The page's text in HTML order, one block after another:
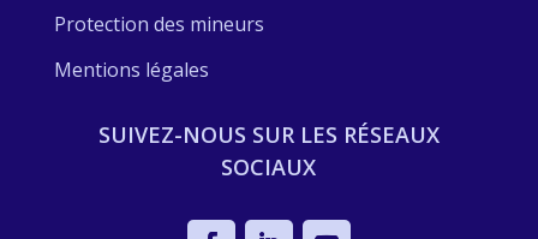
Protection des mineurs
Mentions légales
SUIVEZ-NOUS SUR LES RÉSEAUX
SOCIAUX